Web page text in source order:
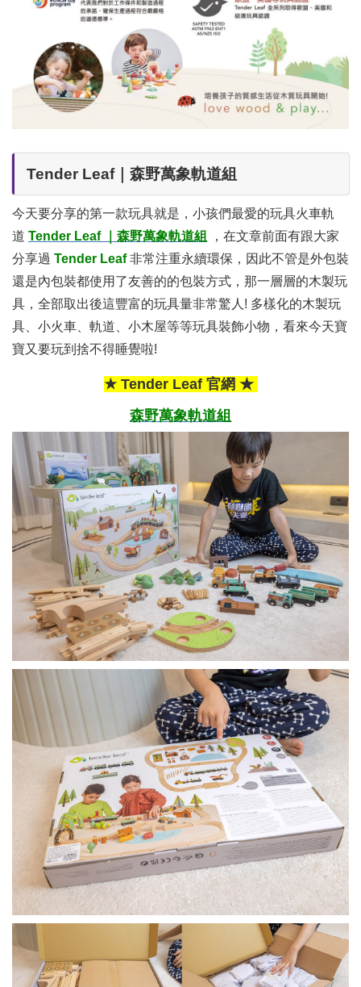
Tender Leaf｜森野萬象軌道組
今天要分享的第一款玩具就是，小孩們最愛的玩具火車軌
道 Tender Leaf ｜森野萬象軌道組
，在文章前面有跟大家
分享過 Tender Leaf 非常注重永續環保，因此不管是外包裝
還是內包裝都使用了友善的的包裝方式，那一層層的木製玩
具，全部取出後這豐富的玩具量非常驚人! 多樣化的木製玩
具、小火車、軌道、小木屋等等玩具裝飾小物，看來今天寶
寶又要玩到捨不得睡覺啦!
★ Tender Leaf 官網 ★
森野萬象軌道組